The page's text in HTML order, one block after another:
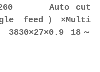
□260 Auto cut
feed）×Multi
18～